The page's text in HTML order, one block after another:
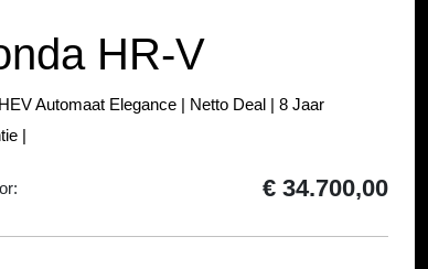
HR-V
Automaat Elegance | Netto Deal | 8 Jaar
|
€ 34.700,00